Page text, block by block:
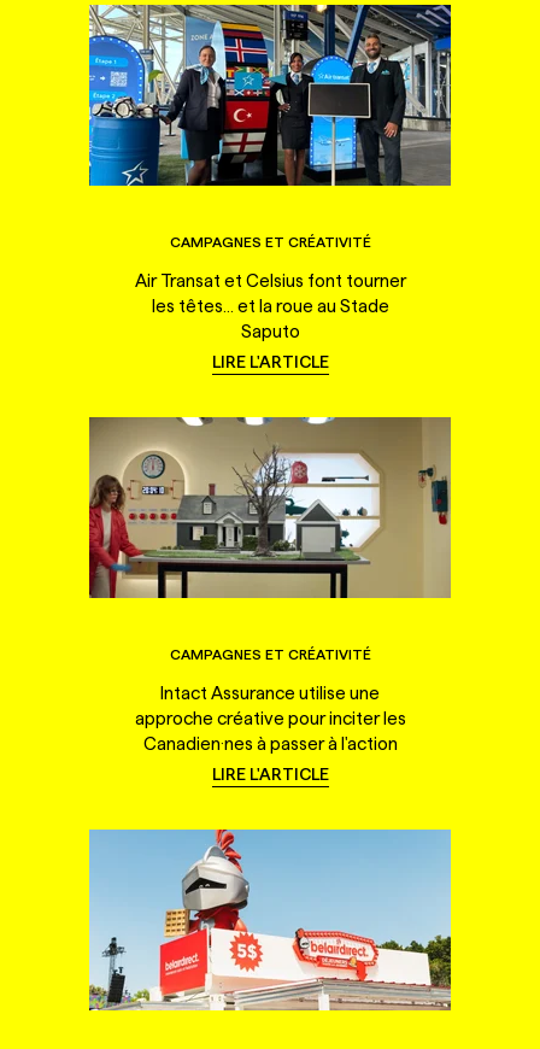
CAMPAGNES ET CRÉATIVITÉ
Air Transat et Celsius font tourner
les têtes... et la roue au Stade
Saputo
LIRE L'ARTICLE
CAMPAGNES ET CRÉATIVITÉ
Intact Assurance utilise une
approche créative pour inciter les
Canadien·nes à passer à l'action
LIRE L'ARTICLE